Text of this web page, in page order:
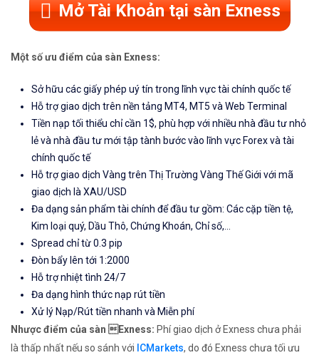
Mở Tài Khoản tại sàn Exness
Một số ưu điểm của sàn Exness:
Sở hữu các giấy phép uý tín trong lĩnh vực tài chính quốc tế
Hỗ trợ giao dịch trên nền tảng MT4, MT5 và Web Terminal
Tiền nạp tối thiểu chỉ cần 1$, phù hợp với nhiều nhà đầu tư nhỏ
lẻ và nhà đầu tư mới tập tành bước vào lĩnh vực Forex và tài
chính quốc tế
Hỗ trợ giao dịch Vàng trên Thị Trường Vàng Thế Giới với mã
giao dịch là XAU/USD
Đa dạng sản phẩm tài chính để đầu tư gồm: Các cặp tiền tệ,
Kim loại quý, Dầu Thô, Chứng Khoán, Chỉ số,...
Spread chỉ từ 0.3 pip
Đòn bẩy lên tới 1:2000
Hỗ trợ nhiệt tình 24/7
Đa dạng hình thức nạp rút tiền
Xử lý Nạp/Rút tiền nhanh và Miễn phí
Nhược điểm của sàn Exness: Phí giao dịch ở Exness chưa phải
là thấp nhất nếu so sánh với ICMarkets, do đó Exness chưa tối ưu